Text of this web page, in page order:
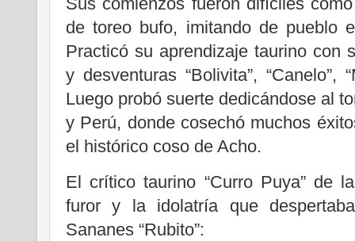
de toreo bufo, imitando de pueblo
Practicó su aprendizaje taurino con
y desventuras “Bolivita”, “Canelo”,
Luego probó suerte dedicándose al
y Perú, donde cosechó muchos
el histórico coso de Acho.
El crítico taurino “Curro Puya” de
furor y la idolatría que
Sananes “Rubito”: